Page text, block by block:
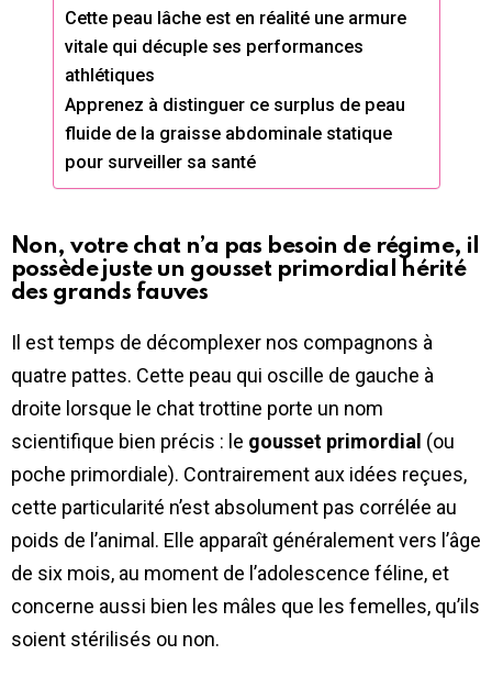
Cette peau lâche est en réalité une armure
vitale qui décuple ses performances
athlétiques
Apprenez à distinguer ce surplus de peau
fluide de la graisse abdominale statique
pour surveiller sa santé
Non, votre chat n’a pas besoin de régime, il
possède juste un gousset primordial hérité
des grands fauves
Il est temps de décomplexer nos compagnons à
quatre pattes. Cette peau qui oscille de gauche à
droite lorsque le chat trottine porte un nom
scientifique bien précis : le gousset primordial (ou
poche primordiale). Contrairement aux idées reçues,
cette particularité n’est absolument pas corrélée au
poids de l’animal. Elle apparaît généralement vers l’âge
de six mois, au moment de l’adolescence féline, et
concerne aussi bien les mâles que les femelles, qu’ils
soient stérilisés ou non.